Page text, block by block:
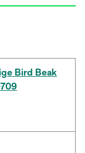
Bird Beak